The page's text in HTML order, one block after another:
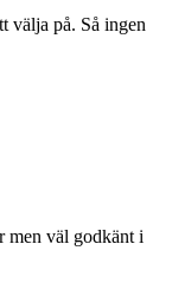
välja på. Så ingen
men väl godkänt i